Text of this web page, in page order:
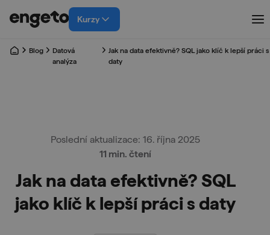
Kurzy
Blog
Datová
analýza
Jak na data efektivně? SQL jako klíč k lepší práci s
daty
Poslední aktualizace: 16. října 2025
11 min. čtení
Jak na data efektivně? SQL
jako klíč k lepší práci s daty